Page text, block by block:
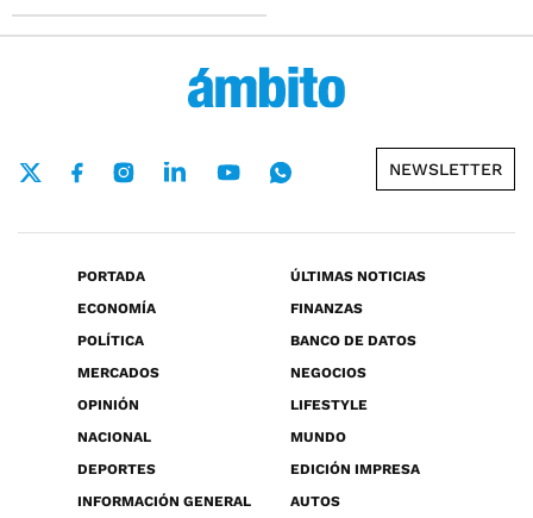
NEWSLETTER
PORTADA
ÚLTIMAS NOTICIAS
ECONOMÍA
FINANZAS
POLÍTICA
BANCO DE DATOS
MERCADOS
NEGOCIOS
OPINIÓN
LIFESTYLE
NACIONAL
MUNDO
DEPORTES
EDICIÓN IMPRESA
INFORMACIÓN GENERAL
AUTOS